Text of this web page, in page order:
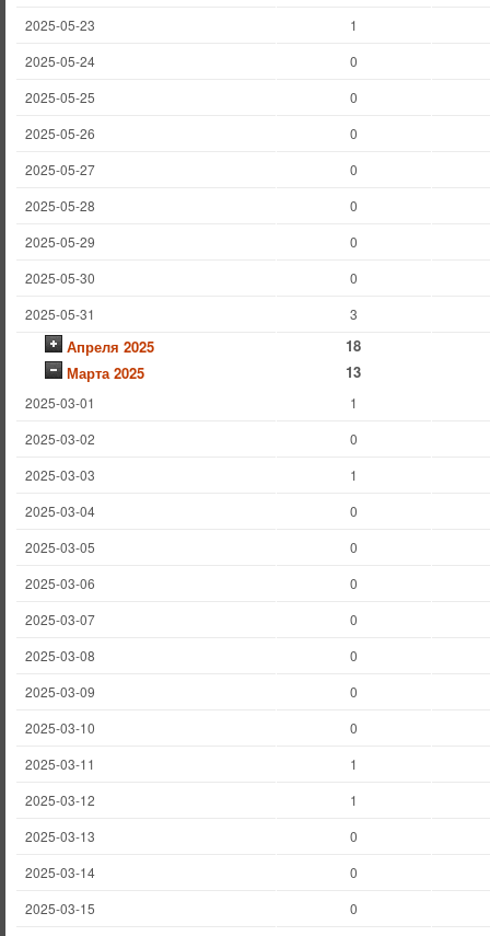
2025-05-23
1
2025-05-24
0
2025-05-25
0
2025-05-26
0
2025-05-27
0
2025-05-28
0
2025-05-29
0
2025-05-30
0
2025-05-31
3
Апреля 2025
18
Марта 2025
13
2025-03-01
1
2025-03-02
0
2025-03-03
1
2025-03-04
0
2025-03-05
0
2025-03-06
0
2025-03-07
0
2025-03-08
0
2025-03-09
0
2025-03-10
0
2025-03-11
1
2025-03-12
1
2025-03-13
0
2025-03-14
0
2025-03-15
0